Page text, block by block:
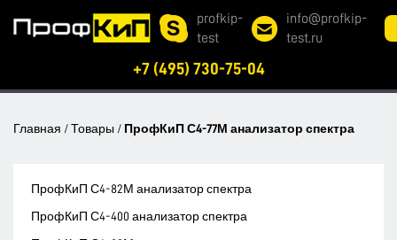
profkip-
test
info@profkip-
test.ru
+7 (495) 730-75-04
Главная / Товары / ПрофКиП С4-77М анализатор спектра
ПрофКиП С4-82М анализатор спектра
ПрофКиП С4-400 анализатор спектра